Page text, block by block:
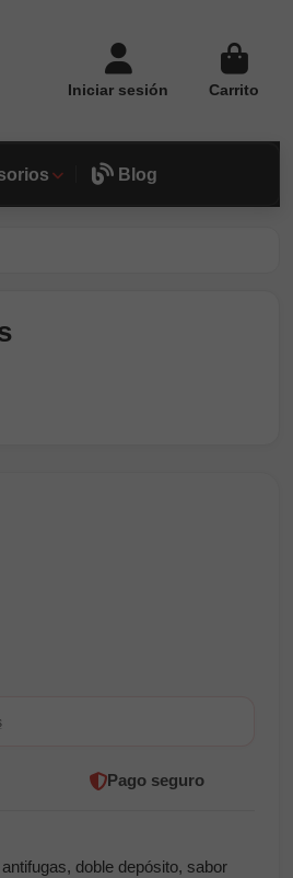
Iniciar sesión Carrito
Blog
Pago seguro
doble depósito, sabor